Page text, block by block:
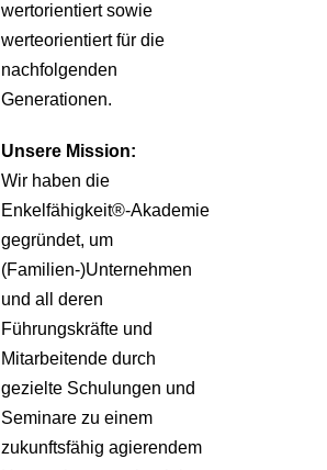
wertorientiert sowie
werteorientiert für die
nachfolgenden
Generationen.
Unsere Mission:
Wir haben die
Enkelfähigkeit®-Akademie
gegründet, um
(Familien-)Unternehmen
und all deren
Führungskräfte und
Mitarbeitende durch
gezielte Schulungen und
Seminare zu einem
zukunftsfähig agierendem